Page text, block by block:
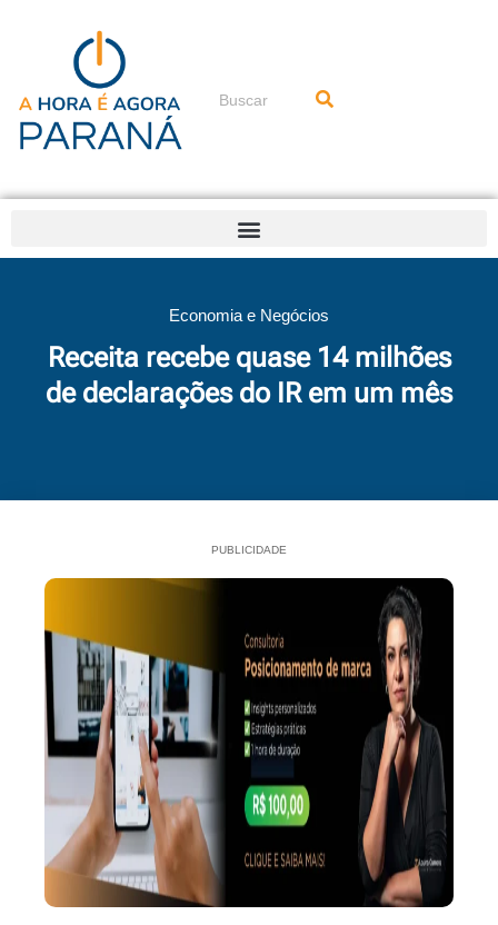
conteúdo
Pesquisar
Economia e Negócios
Receita recebe quase 14 milhões
de declarações do IR em um mês
PUBLICIDADE